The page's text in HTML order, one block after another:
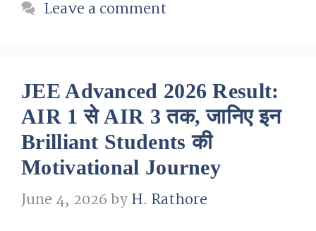
Leave a comment
JEE Advanced 2026 Result:
AIR 1 से AIR 3 तक, जानिए इन
Brilliant Students की
Motivational Journey
June 4, 2026byH. Rathore